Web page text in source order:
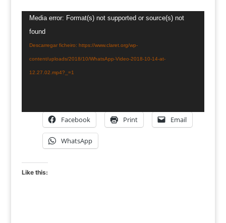
Reprodutor
de
vídeo
Media error: Format(s) not supported or source(s) not
found
Descarregar ficheiro: https://www.claret.org/wp-
content/uploads/2018/10/WhatsApp-Video-2018-10-14-at-
12.27.02.mp4?_=1
Facebook Print Email
WhatsApp
Like this: